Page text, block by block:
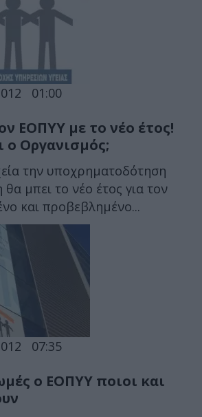
01:00
ΕΟΠΥΥ με το νέο έτος!
ο Οργανισμός;
την υποχρηματοδότηση
μπει το νέο έτος για τον
και προβεβλημένο...
07:35
ο ΕΟΠΥΥ ποιοι και